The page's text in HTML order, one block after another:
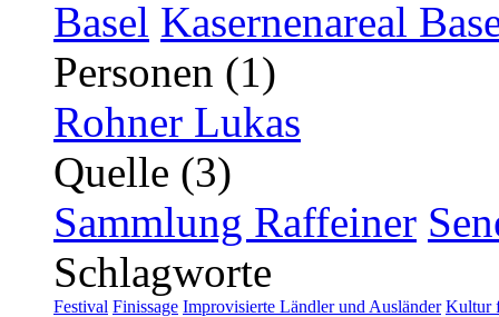
Basel Kasernenareal
Personen (1)
Rohner Lukas
Quelle (3)
Sammlung Raffeiner
Schlagworte
Festival Finissage Improvisierte Ländler und Ausländer Kultur